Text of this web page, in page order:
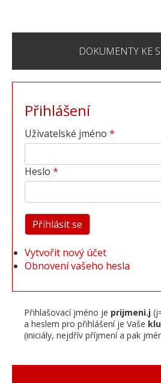
DOKUMENTY KE
Přihlášení
Uživatelské jméno
Heslo
Vytvořit nový účet
Obnovení vašeho hesla
Přihlašovací jméno je prijmeni.j
a heslem pro přihlášení je Vaše
(iniciály, nejdřív příjmení a pak